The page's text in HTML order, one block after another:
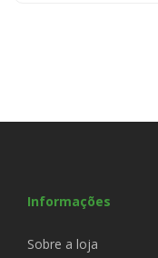
Informações
Sobre a loja